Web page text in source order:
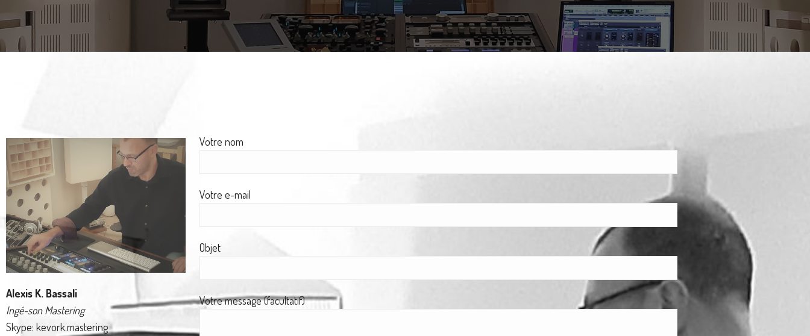
Alexis K. Bassali
Ingé-son Mastering
Skype: kevork.mastering
Votre nom
Votre e-mail
Objet
Votre message (facultatif)